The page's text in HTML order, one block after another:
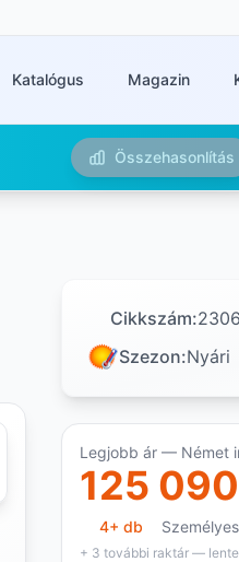
Katalógus Magazin
Összehasonlítás
Cikkszám:
Szezon:Nyári
Legjobb ár — Német
125
4+ db
+ 3 további raktár —